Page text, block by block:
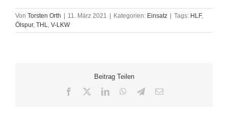
Von Torsten Orth | 11. März 2021 | Kategorien: Einsatz | Tags: HLF,
Ölspur, THL, V-LKW
Beitrag Teilen
Facebook LinkedInWhatsApp
Telegram
E-